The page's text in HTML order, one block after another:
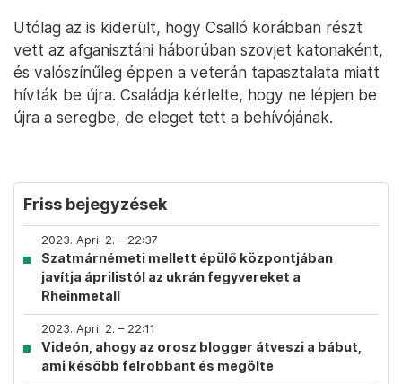
Utólag az is kiderült, hogy Csalló korábban részt
vett az afganisztáni háborúban szovjet katonaként,
és valószínűleg éppen a veterán tapasztalata miatt
hívták be újra. Családja kérlelte, hogy ne lépjen be
újra a seregbe, de eleget tett a behívójának.
Friss bejegyzések
2023. April 2. – 22:37
Szatmárnémeti mellett épülő központjában
javítja áprilistól az ukrán fegyvereket a
Rheinmetall
2023. April 2. – 22:11
Videón, ahogy az orosz blogger átveszi a bábut,
ami később felrobbant és megölte